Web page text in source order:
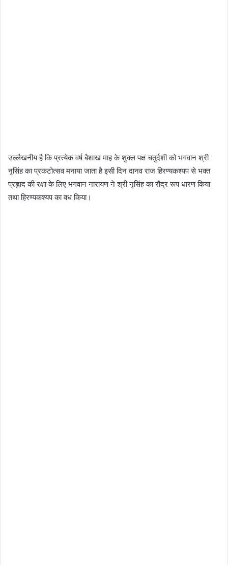
उल्लैखनीय है कि प्रत्येक वर्ष बैशाख माह के शुक्ल पक्ष चतुर्दशी को भगवान श्री
नृसिंह का प्रकटोत्सव मनाया जाता है इसी दिन दानव राज हिरण्यकश्यप से भक्त
प्रह्लाद की रक्षा के लिए भगवान नारायण ने श्री नृसिंह का रौद्र रूप धारण किया
तथा हिरण्यकश्यप का वध किया।